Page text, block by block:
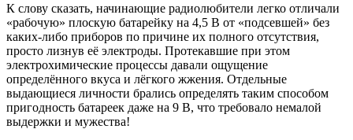
К слову сказать, начинающие радиолюбители легко отличали
«рабочую» плоскую батарейку на 4,5 В от «подсевшей» без
каких-либо приборов по причине их полного отсутствия,
просто лизнув её электроды. Протекавшие при этом
электрохимические процессы давали ощущение
определённого вкуса и лёгкого жжения. Отдельные
выдающиеся личности брались определять таким способом
пригодность батареек даже на 9 В, что требовало немалой
выдержки и мужества!